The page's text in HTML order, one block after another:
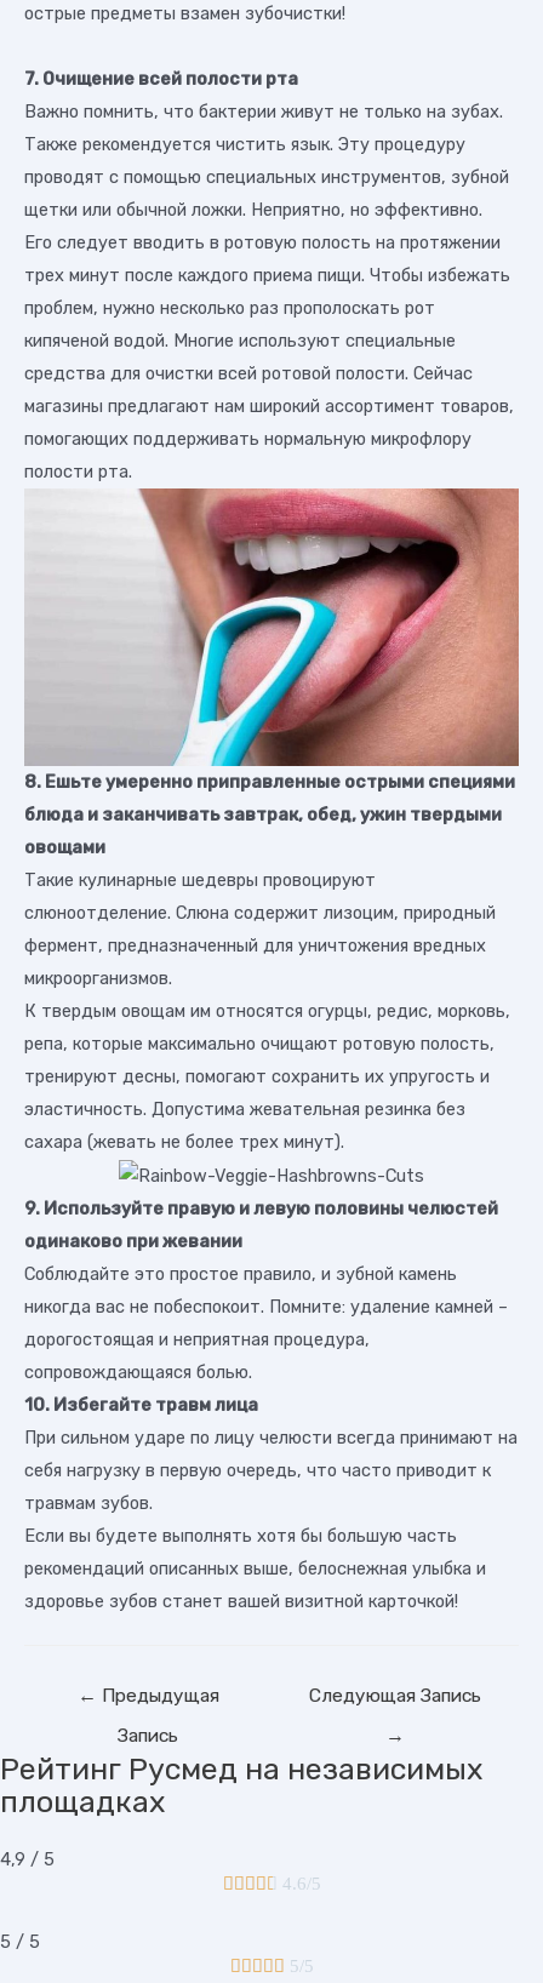
острые предметы взамен зубочистки!
7. Очищение всей полости рта
Важно помнить, что бактерии живут не только на зубах.
Также рекомендуется чистить язык. Эту процедуру
проводят с помощью специальных инструментов, зубной
щетки или обычной ложки. Неприятно, но эффективно.
Его следует вводить в ротовую полость на протяжении
трех минут после каждого приема пищи. Чтобы избежать
проблем, нужно несколько раз прополоскать рот
кипяченой водой. Многие используют специальные
средства для очистки всей ротовой полости. Сейчас
магазины предлагают нам широкий ассортимент товаров,
помогающих поддерживать нормальную микрофлору
полости рта.
8. Ешьте умеренно приправленные острыми специями
блюда и заканчивать завтрак, обед, ужин твердыми
овощами
Такие кулинарные шедевры провоцируют
слюноотделение. Слюна содержит лизоцим, природный
фермент, предназначенный для уничтожения вредных
микроорганизмов.
К твердым овощам им относятся огурцы, редис, морковь,
репа, которые максимально очищают ротовую полость,
тренируют десны, помогают сохранить их упругость и
эластичность. Допустима жевательная резинка без
сахара (жевать не более трех минут).
9. Используйте правую и левую половины челюстей
одинаково при жевании
Соблюдайте это простое правило, и зубной камень
никогда вас не побеспокоит. Помните: удаление камней –
дорогостоящая и неприятная процедура,
сопровождающаяся болью.
10. Избегайте травм лица
При сильном ударе по лицу челюсти всегда принимают на
себя нагрузку в первую очередь, что часто приводит к
травмам зубов.
Если вы будете выполнять хотя бы большую часть
рекомендаций описанных выше, белоснежная улыбка и
здоровье зубов станет вашей визитной карточкой!
Навигация
записям
← Предыдущая
Запись
Следующая Запись
→
Рейтинг Русмед на независимых
площадках
4,9 / 5
     4.6/5
5 / 5
     5/5